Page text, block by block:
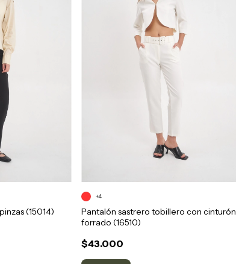
(15014)
Pantalón sastrero tobillero con cinturón
forrado (16510)
$43.000
+4